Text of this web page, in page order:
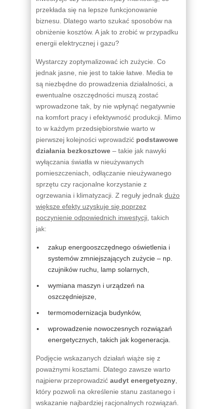
przekłada się na lepsze funkcjonowanie
biznesu. Dlatego warto szukać sposobów na
obniżenie kosztów. A jak to zrobić w przypadku
energii elektrycznej i gazu?
Wystarczy zoptymalizować ich zużycie. Co
jednak jasne, nie jest to takie łatwe. Media te
są niezbędne do prowadzenia działalności, a
ewentualne oszczędności muszą zostać
wprowadzone tak, by nie wpłynąć negatywnie
na komfort pracy i efektywność produkcji. Mimo
to w każdym przedsiębiorstwie warto w
pierwszej kolejności wprowadzić podstawowe
działania bezkosztowe – takie jak nawyki
wyłączania światła w nieużywanych
pomieszczeniach, odłączanie nieużywanego
sprzętu czy racjonalne korzystanie z
ogrzewania i klimatyzacji. Z reguły jednak dużo
większe efekty uzyskuje się poprzez
poczynienie odpowiednich inwestycji , takich
jak:
zakup energooszczędnego oświetlenia i
systemów zmniejszających zużycie – np.
czujników ruchu, lamp solarnych,
wymiana maszyn i urządzeń na
oszczędniejsze,
termomodernizacja budynków,
wprowadzenie nowoczesnych rozwiązań
energetycznych, takich jak kogeneracja.
Podjęcie wskazanych działań wiąże się z
poważnymi kosztami. Dlatego zawsze warto
najpierw przeprowadzić audyt energetyczny
który pozwoli na określenie stanu zastanego i
wskazanie najbardziej racjonalnych rozwiązań.